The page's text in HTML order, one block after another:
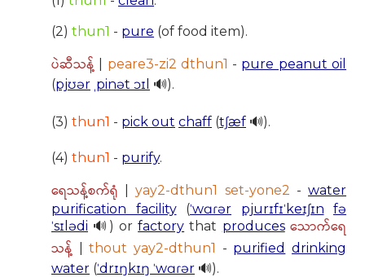
(2) thun1 - pure (of food item).
ပဲဆီသန့် peare3-zi2 dthun1 - pure peanut oil
(pjʊər ˌpinət ɔɪl 🔊).
(3) thun1 - pick out chaff (tʃæf 🔊).
(4) thun1 - purify.
ရေသန့်စက်ရုံ |yay2-dthun1 set-yone2 -water
purification facility(ˈwɑɾər pjurɪfɪˈkeɪʃɪn
fə
ˈsɪlədi 🔊) orfactory that produces သောက်ရေ
သန့် |thout yay2-dthun1 - purified drinking
water (ˈdrɪŋkɪŋ ˈwɑɾər 🔊).